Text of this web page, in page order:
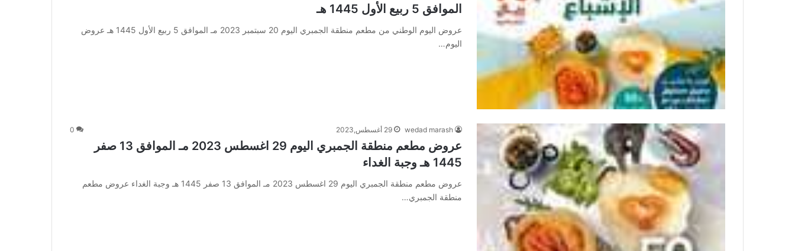
الموافق 5 ربيع الأول 1445 هـ
عروض اليوم الوطني من مطعم منطقة الجمبري اليوم 20 سبتمبر 2023 مـ الموافق 5 ربيع الأول 1445 هـ عروض
اليوم…
wedad marash 29 أغسطس,2023 0
عروض مطعم منطقة الجمبري اليوم 29 اغسطس 2023 مـ الموافق 13 صفر
1445 هـ وجبة الغداء
عروض مطعم منطقة الجمبري اليوم 29 اغسطس 2023 مـ الموافق 13 صفر 1445 هـ وجبة الغداء عروض مطعم
منطقة الجمبري…